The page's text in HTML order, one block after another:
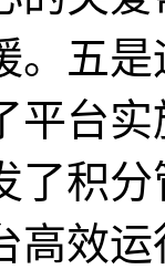
。五
平台
了积
高效